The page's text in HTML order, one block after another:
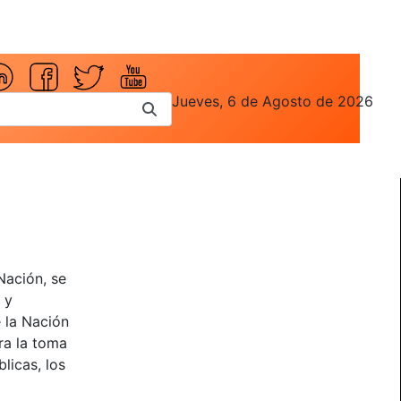
Jueves, 6 de Agosto de 2026
se
y
la Nación
la toma
los